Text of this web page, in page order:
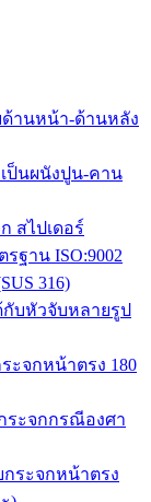
ด้านหน้า-ด้านหลัง
ป็นผนังปูน-คาน
ก สไปเดอร์
ฐาน ISO:9002
316)
บหัวจับหลายรูป
ระจกหน้าตรง 180
ระจกกรณีองศา
กระจกหน้าตรง